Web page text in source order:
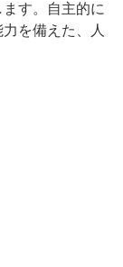
す。自主的に
を備えた、人